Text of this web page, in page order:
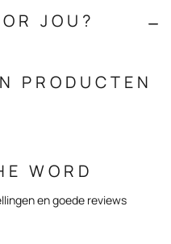
JOU?
PRODUCTEN
WORD
en goede reviews